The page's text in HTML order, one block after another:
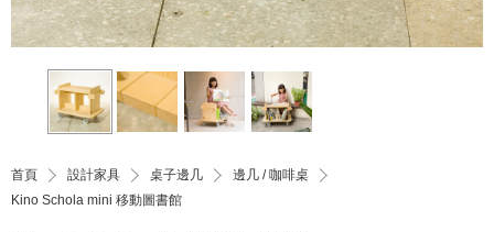
首頁 設計家具 桌子邊几
邊几 / 咖啡桌
Kino Schola mini 移動圖書館